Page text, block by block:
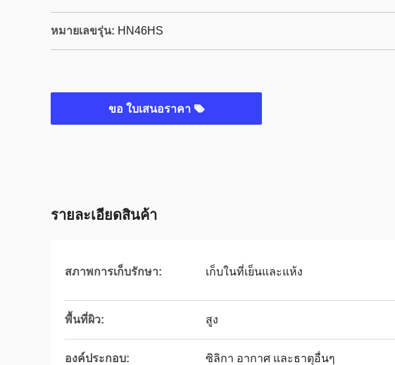
หมายเลขรุ่น: HN46HS
ขอ ใบเสนอราคา
รายละเอียดสินค้า
สภาพการเก็บรักษา: เก็บในที่เย็นและแห้ง
พื้นที่ผิว: สูง
องค์ประกอบ: ซิลิกา อากาศ และธาตุอื่นๆ